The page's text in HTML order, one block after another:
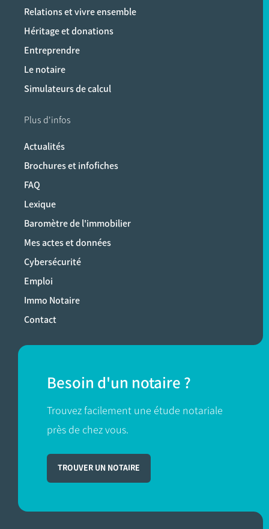
Relations et vivre ensemble
Héritage et donations
Entreprendre
Le notaire
Simulateurs de calcul
Plus d'infos
Actualités
Brochures et infofiches
FAQ
Lexique
Baromètre de l'immobilier
Mes actes et données
Cybersécurité
Emploi
Immo Notaire
Contact
Besoin d'un notaire ?
Trouvez facilement une étude notariale
près de chez vous.
TROUVER UN NOTAIRE